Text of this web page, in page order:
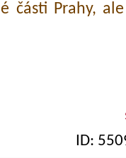
Prahy,
ID: